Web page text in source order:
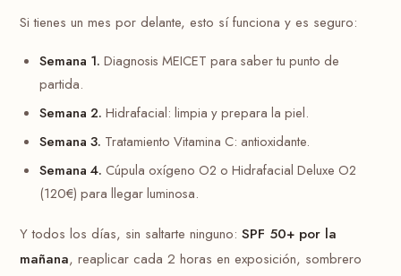
Si tienes un mes por delante, esto sí funciona y es seguro:
Semana 1. Diagnosis MEICET para saber tu punto de
partida.
Semana 2. Hidrafacial: limpia y prepara la piel.
Semana 3. Tratamiento Vitamina C: antioxidante.
Semana 4. Cúpula oxígeno O2 o Hidrafacial Deluxe O2
(120€) para llegar luminosa.
Y todos los días, sin saltarte ninguno:SPF 50+ por la
mañana, reaplicar cada 2 horas en exposición, sombrero